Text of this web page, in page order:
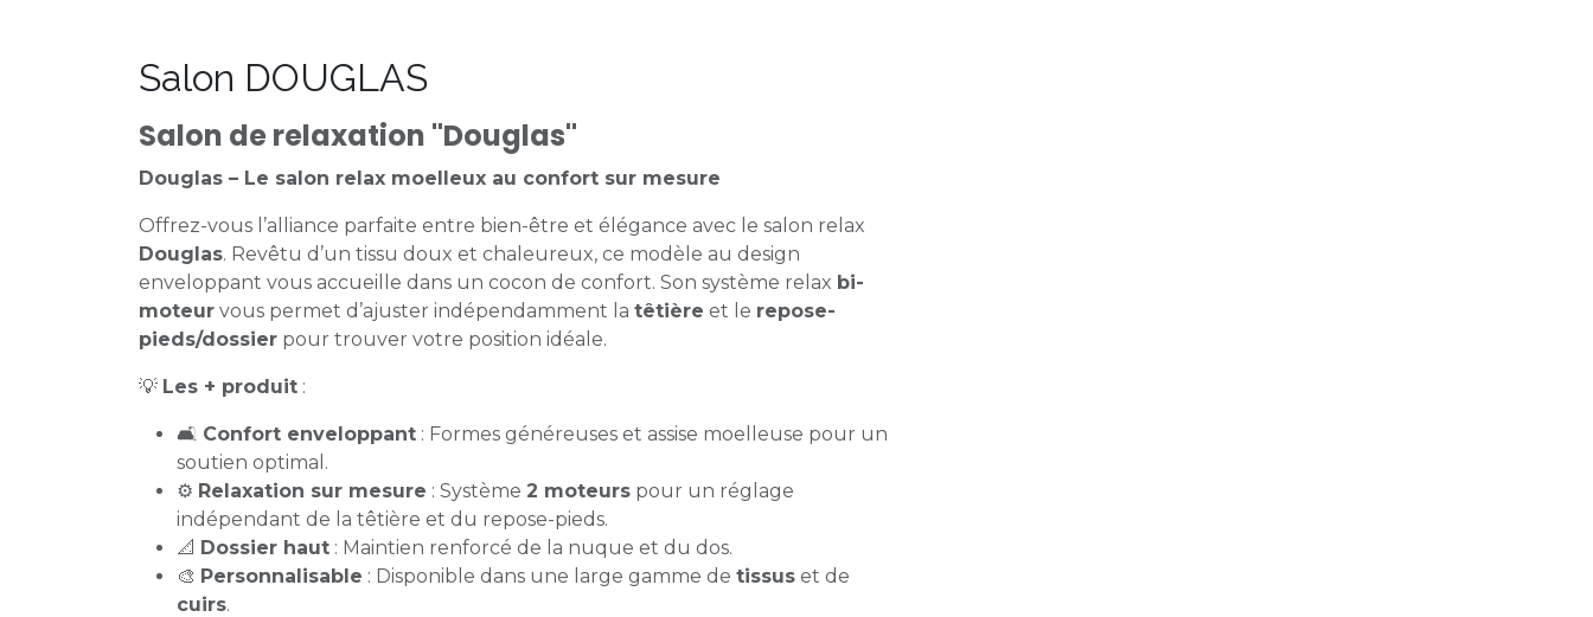
Salon DOUGLAS
Salon de relaxation "Douglas"
Douglas – Le salon relax moelleux au confort sur mesure
Offrez-vous l’alliance parfaite entre bien-être et élégance avec le salon relax
Douglas. Revêtu d’un tissu doux et chaleureux, ce modèle au design
enveloppant vous accueille dans un cocon de confort. Son système relax bi-
moteur vous permet d’ajuster indépendamment la têtière et le repose-
pieds/dossier pour trouver votre position idéale.
💡 Les + produit :
🛋️ Confort enveloppant : Formes généreuses et assise moelleuse pour un
soutien optimal.
⚙️ Relaxation sur mesure : Système 2 moteurs pour un réglage
indépendant de la têtière et du repose-pieds.
📐 Dossier haut : Maintien renforcé de la nuque et du dos.
🎨 Personnalisable : Disponible dans une large gamme de tissus et de
cuirs.